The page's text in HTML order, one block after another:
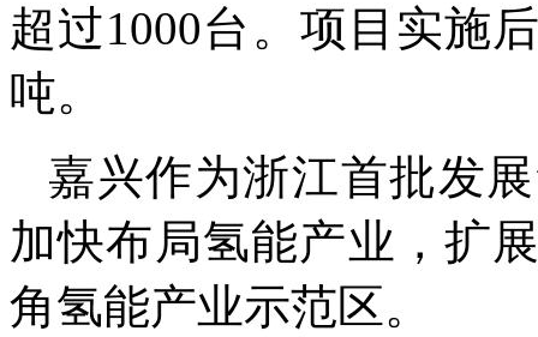
超过1000台。项目实施
吨。
嘉兴作为浙江首批发
加快布局氢能产业，扩
角氢能产业示范区。